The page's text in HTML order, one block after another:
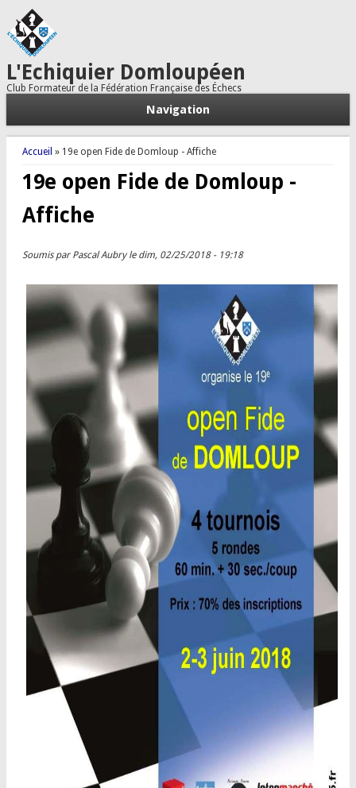
L'Echiquier Domloupéen
Club Formateur de la Fédération Française des Échecs
Navigation
Vous êtes ici
Accueil » 19e open Fide de Domloup - Affiche
19e open Fide de Domloup -
Affiche
Soumis par Pascal Aubryle dim, 02/25/2018 - 19:18